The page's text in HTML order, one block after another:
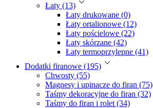
Łaty (13)
Łaty drukowane (0)
Łaty ortalionowe (12)
Łaty pościelowe (22)
Łaty skórzane (42)
Łaty termoprzylepne (41)
Dodatki firanowe (195)
Chwosty (55)
Magnesy i upinacze do firan (75)
Taśmy dekoracyjne do firan (32)
Taśmy do firan i rolet (34)